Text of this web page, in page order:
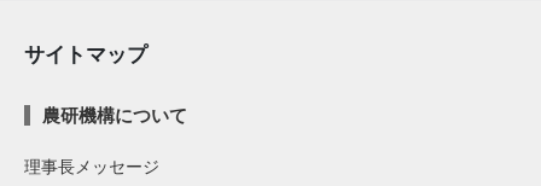
サイトマップ
農研機構について
理事長メッセージ